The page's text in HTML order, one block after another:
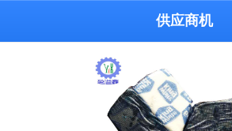
供应商机